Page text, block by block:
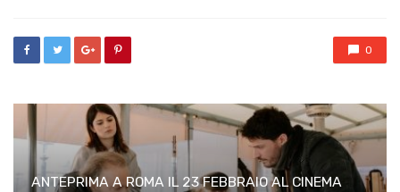
0
ANTEPRIMA A ROMA IL 23 FEBBRAIO AL CINEMA